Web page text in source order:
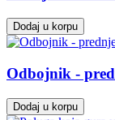
Dodaj u korpu
Odbojnik -
Dodaj u korpu